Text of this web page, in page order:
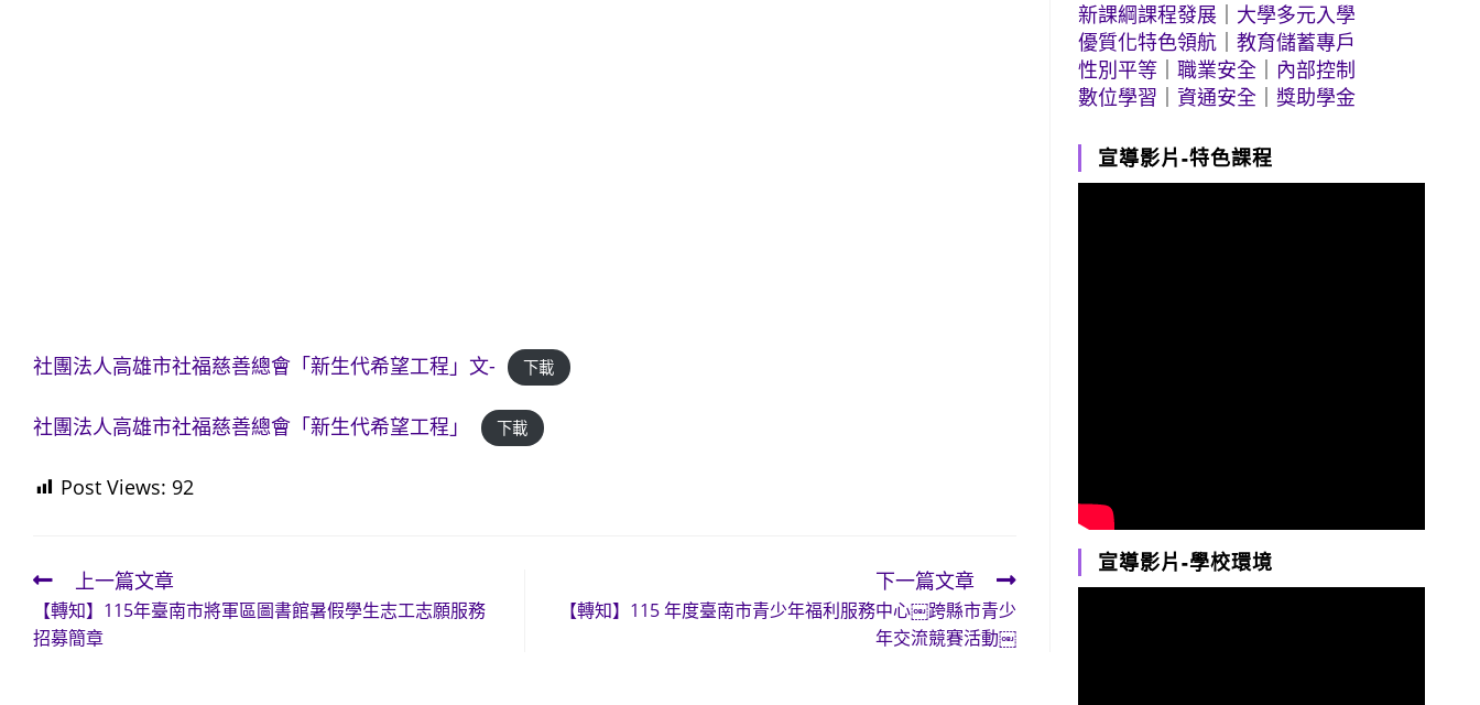
社團法人高雄市社福慈善總會「新生代希望工程」文- 下載
社團法人高雄市社福慈善總會「新生代希望工程」 下載
Post Views: 92
Read
more
articles
上一篇文章
【轉知】115年臺南市將軍區圖書館暑假學生志工志願服務
招募簡章
下一篇文章
【轉知】115 年度臺南市青少年福利服務中心￼跨縣市青少
年交流競賽活動￼
新課綱課程發展
大學多元入學
優質化特色領航 ｜教育儲蓄專戶
性別平等 ｜職業安全
內部控制
數位學習 ｜資通安全 ｜獎助學金
宣導影片-特色課程
宣導影片-學校環境